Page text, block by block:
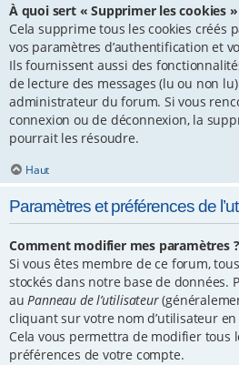
À quoi sert « Supprimer les cookies »
Cela supprime tous les cookies créés
vos paramètres d’authentification et
Ils fournissent aussi des
de lecture des messages (lu ou non
administrateur du forum. Si vous
connexion ou de déconnexion, la
pourrait les résoudre.
Haut
Paramètres et préférences de
Comment modifier mes paramètres ?
Si vous êtes membre de ce forum,
stockés dans notre base de données.
auPanneau de l’utilisateur
cliquant sur votre nom d’utilisateur
Cela vous permettra de modifier tous
préférences de votre compte.